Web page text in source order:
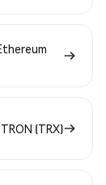
(TRX)